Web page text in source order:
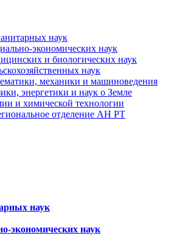
наук
экономических наук
и биологических наук
наук
механики и машиноведения
энергетики и наук о Земле
и химической технологии
отделение АН РТ
наук
экономических наук